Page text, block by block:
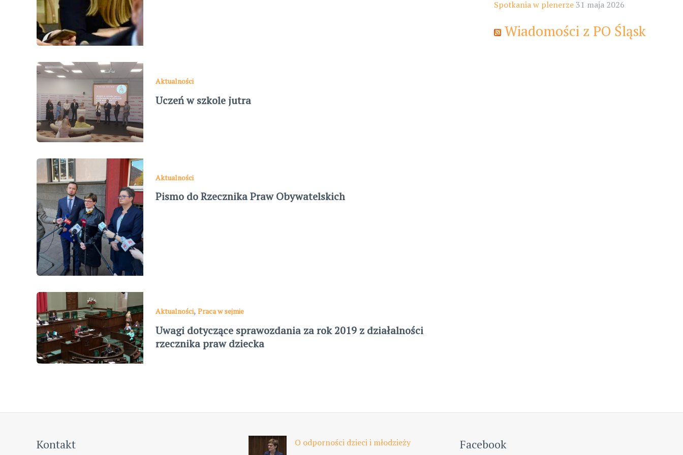
Aktualności
Uczeń w szkole jutra
Aktualności
Pismo do Rzecznika Praw Obywatelskich
Aktualności, Praca w sejmie
Uwagi dotyczące sprawozdania za rok 2019 z działalności
rzecznika praw dziecka
Spotkania w plenerze 31 maja 2026
Wiadomości z PO Śląsk
Kontakt O odporności dzieci i młodzieży Facebook